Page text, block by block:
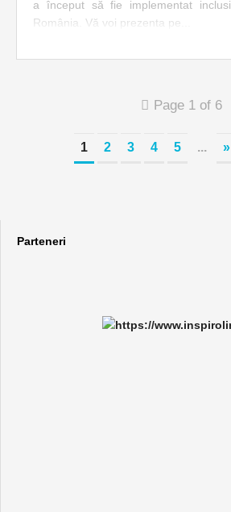
a început să fie implementat
România. Vă voi prezenta pe...
Page 1 of 6
1 2 3 4 5 ... »
Parteneri